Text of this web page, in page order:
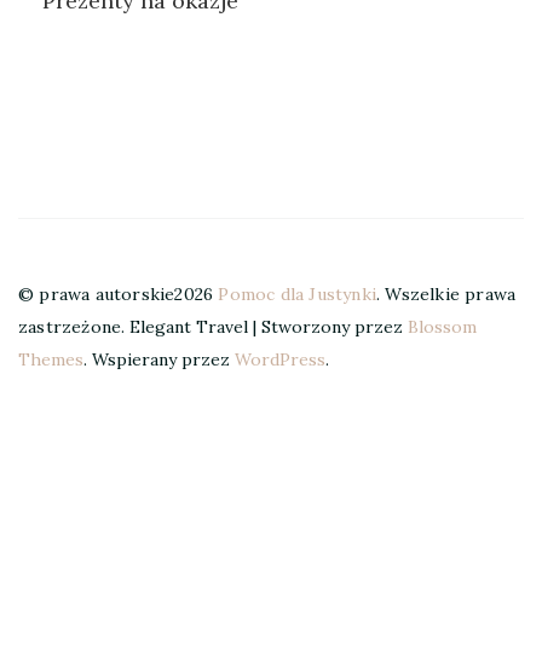
© prawa autorskie2026 Pomoc dla Justynki. Wszelkie prawa
zastrzeżone. Elegant Travel | Stworzony przez Blossom
Themes. Wspierany przez WordPress.